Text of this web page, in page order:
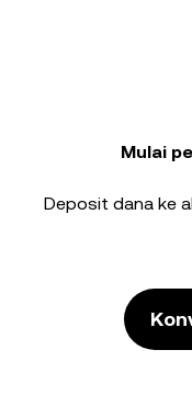
Mulai
Deposit dana ke